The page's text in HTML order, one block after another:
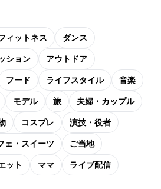
ィットネス ダンス
ション アウトドア
フード ライフスタイル 音楽
モデル 旅 夫婦・カップル
コスプレ 演技・役者
ェ・スイーツ ご当地
ット ママ ライブ配信